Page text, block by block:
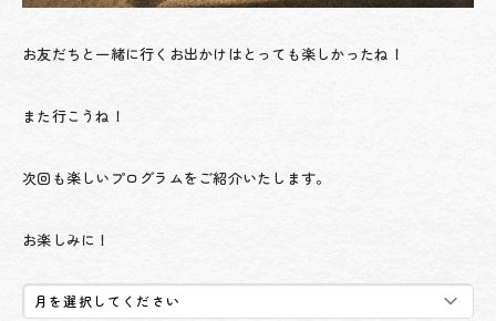
お友だちと一緒に行くお出かけはとっても楽しかったね！
また行こうね！
次回も楽しいプログラムをご紹介いたします。
お楽しみに！